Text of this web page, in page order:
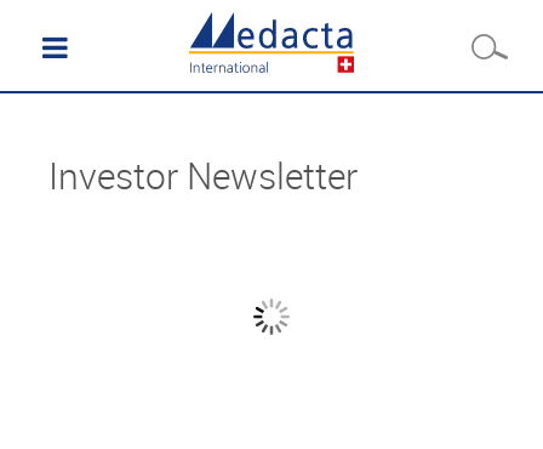
Investor Newsletter